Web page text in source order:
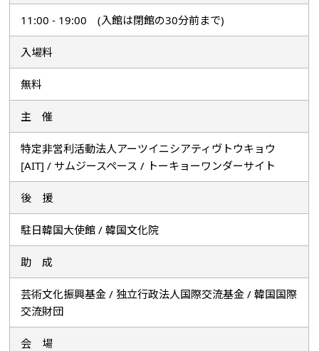
11:00 - 19:00 (入館は閉館の30分前まで)
入場料
無料
主 催
特定非営利活動法人アーツイニシアティヴトウキョウ
[AIT] / サムジースペース / トーキョーワンダーサイト
後 援
駐日韓国大使館 / 韓国文化院
助 成
芸術文化振興基金 / 独立行政法人国際交流基金 / 韓国国際
交流財団
会 場